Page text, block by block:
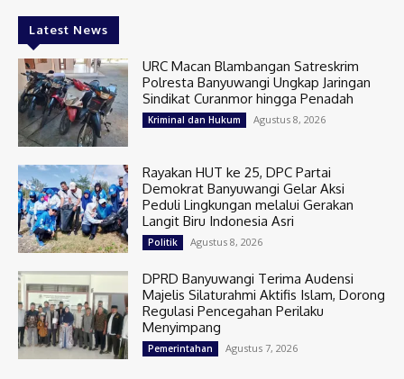
Latest News
URC Macan Blambangan Satreskrim
Polresta Banyuwangi Ungkap Jaringan
Sindikat Curanmor hingga Penadah
Kriminal dan Hukum Agustus 8, 2026
Rayakan HUT ke 25, DPC Partai
Demokrat Banyuwangi Gelar Aksi
Peduli Lingkungan melalui Gerakan
Langit Biru Indonesia Asri
Politik Agustus 8, 2026
DPRD Banyuwangi Terima Audensi
Majelis Silaturahmi Aktifis Islam, Dorong
Regulasi Pencegahan Perilaku
Menyimpang
Pemerintahan Agustus 7, 2026